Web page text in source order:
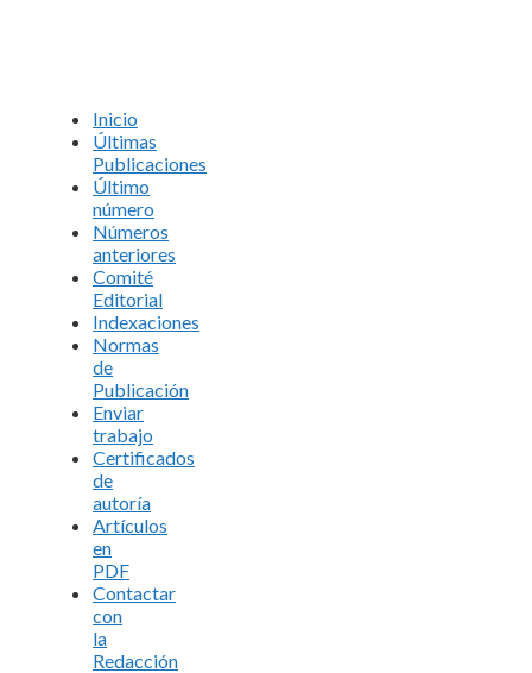
Inicio
Últimas
Publicaciones
Último
número
Números
anteriores
Comité
Editorial
Indexaciones
Normas
de
Publicación
Enviar
trabajo
Certificados
de
autoría
Artículos
en
PDF
Contactar
con
la
Redacción